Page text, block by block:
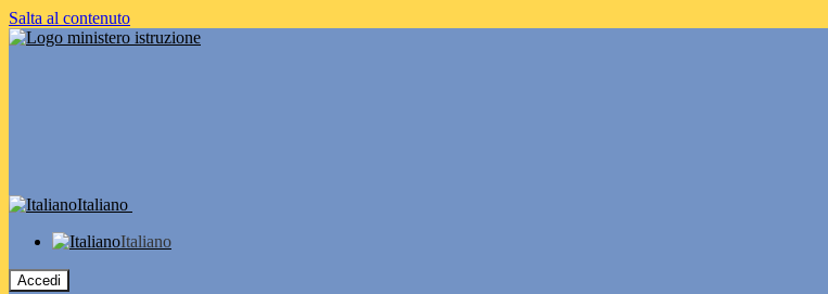
Salta al contenuto
Italiano
Italiano
Accedi